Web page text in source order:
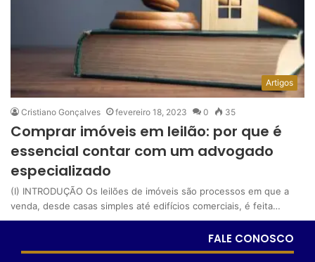
Artigos
Cristiano Gonçalves fevereiro 18, 2023 0 35
Comprar imóveis em leilão: por que é
essencial contar com um advogado
especializado
(I) INTRODUÇÃO Os leilões de imóveis são processos em que a
venda, desde casas simples até edifícios comerciais, é feita…
FALE CONOSCO